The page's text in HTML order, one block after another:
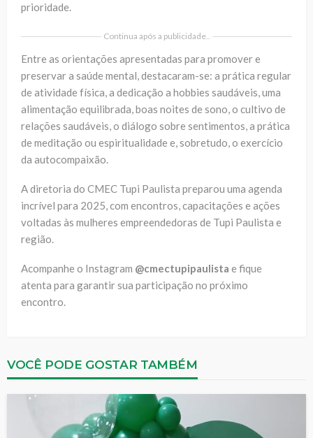
prioridade.
Continua após a publicidade..
Entre as orientações apresentadas para promover e
preservar a saúde mental, destacaram-se: a prática regular
de atividade física, a dedicação a hobbies saudáveis, uma
alimentação equilibrada, boas noites de sono, o cultivo de
relações saudáveis, o diálogo sobre sentimentos, a prática
de meditação ou espiritualidade e, sobretudo, o exercício
da autocompaixão.
A diretoria do CMEC Tupi Paulista preparou uma agenda
incrível para 2025, com encontros, capacitações e ações
voltadas às mulheres empreendedoras de Tupi Paulista e
região.
Acompanhe o Instagram @cmectupipaulista e fique
atenta para garantir sua participação no próximo
encontro.
VOCÊ PODE GOSTAR TAMBÉM